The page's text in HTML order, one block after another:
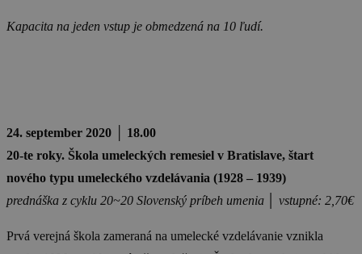
Kapacita na jeden vstup je obmedzená na 10 ľudí.
24. september 2020
│ 18.00
20-te roky. Škola umeleckých remesiel v Bratislave, štart
nového typu umeleckého vzdelávania (1928 – 1939)
prednáška z cyklu 20~20 Slovenský príbeh umenia │ vstupné: 2,70€
Prvá verejná škola zameraná na umelecké vzdelávanie vznikla